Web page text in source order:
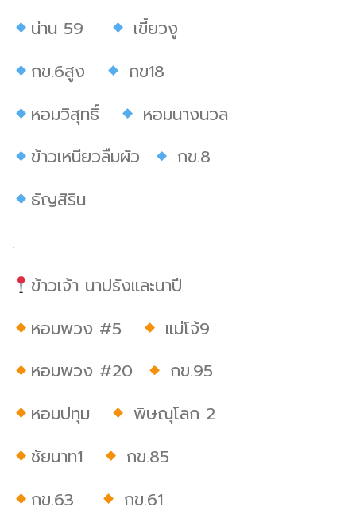
น่าน 59
เขี้ยวงู
กข.6สูง
กข18
หอมวิสุทธิ์
หอมนางนวล
ข้าวเหนียวลืมผัว
กข.8
ธัญสิริน
.
ข้าวเจ้า นาปรังและนาปี
หอมพวง #5
แม่โจ้9
หอมพวง #20
กข.95
หอมปทุม
พิษณุโลก 2
ชัยนาท1
กข.85
กข.63
กข.61